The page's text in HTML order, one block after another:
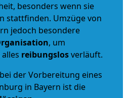
besonders wenn sie
stattfinden. Umzüge von
jedoch besondere
, um
reibungslosverläuft.
der Vorbereitung eines
in Bayern ist die